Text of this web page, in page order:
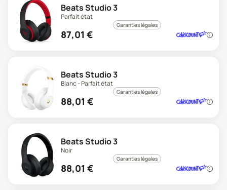
Beats Studio 3
Parfait état
Garanties légales
87,01 €
Beats Studio 3
Blanc - Parfait état
Garanties légales
88,01 €
Beats Studio 3
Noir
Garanties légales
88,01 €